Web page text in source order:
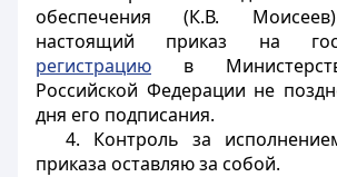
обеспечения (К.В.
настоящий приказ на
регистрацию в
Российской Федерации не
дня его подписания.
4. Контроль за
приказа оставляю за собой.